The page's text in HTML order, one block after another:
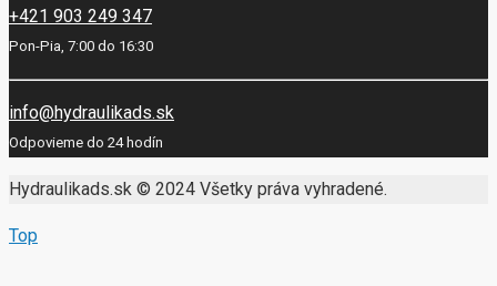
+421 903 249 347
Pon-Pia, 7:00 do 16:30
info@hydraulikads.sk
Odpovieme do 24 hodín
Hydraulikads.sk © 2024 Všetky práva vyhradené.
Top